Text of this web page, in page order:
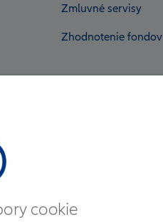
Zmluvné servisy
Zhodnotenie fondov
cookie